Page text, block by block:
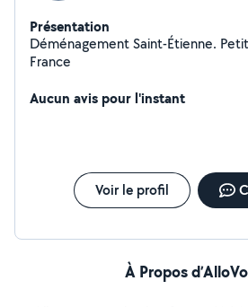
Présentation
Déménagement Saint-Étienne.
France
Aucun avis pour l'instant
Voir le profil
À Propos